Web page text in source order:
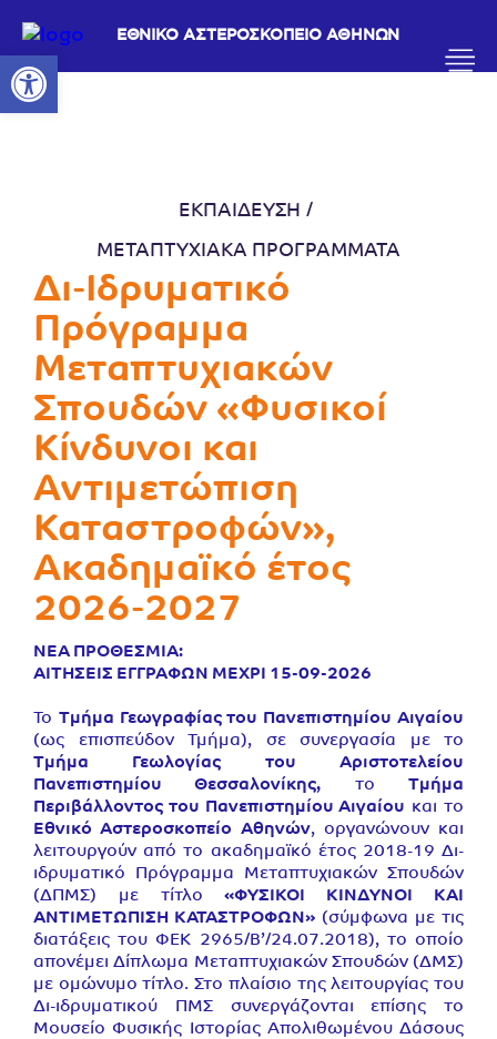
Ανοίξτε τη γραμμή εργαλείων
ΕΘΝΙΚΟ ΑΣΤΕΡΟΣΚΟΠΕΙΟ ΑΘΗΝΩΝ
ΕΚΠΑΙΔΕΥΣΗ
ΜΕΤΑΠΤΥΧΙΑΚΑ ΠΡΟΓΡΑΜΜΑΤΑ
Δι-Ιδρυματικό
Πρόγραμμα
Μεταπτυχιακών
Σπουδών «Φυσικοί
Κίνδυνοι και
Αντιμετώπιση
Καταστροφών»,
Ακαδημαϊκό έτος
2026-2027
ΝΕΑ ΠΡΟΘΕΣΜΙΑ:
ΑΙΤΗΣΕΙΣ ΕΓΓΡΑΦΩΝ ΜΕΧΡΙ 15-09-2026
Το Τμήμα Γεωγραφίας του Πανεπιστημίου Αιγαίου
(ως επισπεύδον Τμήμα), σε συνεργασία με το
Τμήμα Γεωλογίας του Αριστοτελείου
Πανεπιστημίου Θεσσαλονίκης, τοΤμήμα
Περιβάλλοντος του Πανεπιστημίου Αιγαίου και το
Εθνικό Αστεροσκοπείο Αθηνών, οργανώνουν και
λειτουργούν από το ακαδημαϊκό έτος 2018-19 Δι-
ιδρυματικό Πρόγραμμα Μεταπτυχιακών Σπουδών
(ΔΠΜΣ) με τίτλο«ΦΥΣΙΚΟΙ ΚΙΝΔΥΝΟΙ ΚΑΙ
ΑΝΤΙΜΕΤΩΠΙΣΗ ΚΑΤΑΣΤΡΟΦΩΝ» (σύμφωνα με τις
διατάξεις του ΦΕΚ 2965/Β’/24.07.2018), το οποίο
απονέμει Δίπλωμα Μεταπτυχιακών Σπουδών (ΔΜΣ)
με ομώνυμο τίτλο. Στο πλαίσιο της λειτουργίας του
Δι-ιδρυματικού ΠΜΣ συνεργάζονται επίσης το
Μουσείο Φυσικής Ιστορίας Απολιθωμένου Δάσους